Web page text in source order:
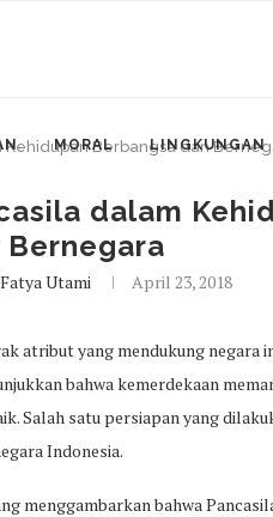
MORAL LINGKUNGAN
Kehidupan Berbangsa dan
dalam
Bernegara
Utami April 23, 2018
atribut yang mendukung negara
bahwa kemerdekaan
Salah satu persiapan yang
Indonesia.
menggambarkan bahwa